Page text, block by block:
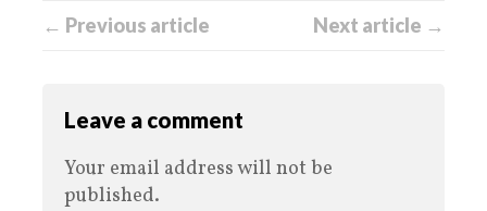
← Previous article Next article →
Leave a comment
Your email address will not be
published.